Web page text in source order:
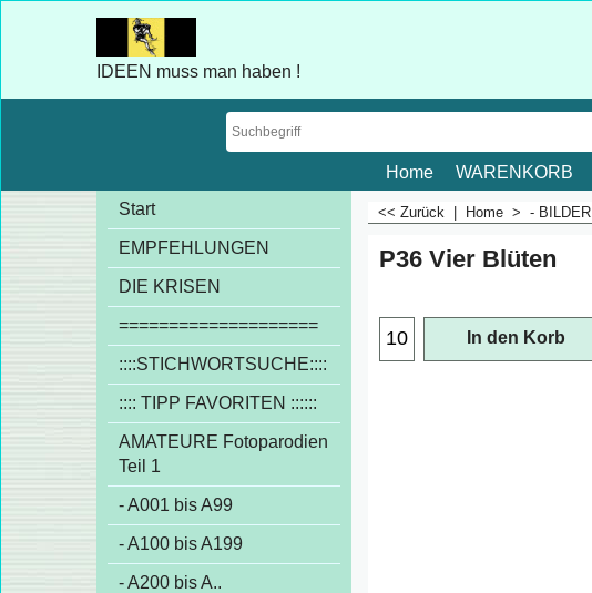
IDEEN muss man haben !
Home WARENKORB
Start
EMPFEHLUNGEN
DIE KRISEN
====================
::::STICHWORTSUCHE::::
:::: TIPP FAVORITEN ::::::
AMATEURE Fotoparodien
Teil 1
- A001 bis A99
- A100 bis A199
- A200 bis A..
<< Zurück Home > - BILDER
P36 Vier Blüten